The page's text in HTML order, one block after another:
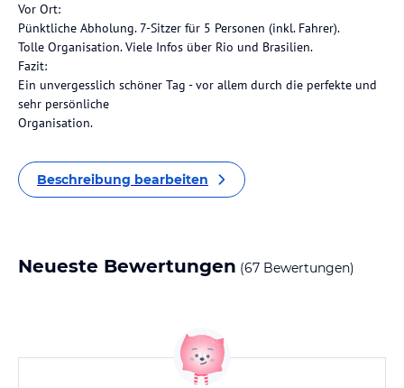
Vor Ort:
Pünktliche Abholung. 7-Sitzer für 5 Personen (inkl. Fahrer).
Tolle Organisation. Viele Infos über Rio und Brasilien.
Fazit:
Ein unvergesslich schöner Tag - vor allem durch die perfekte und
sehr persönliche
Organisation.
Beschreibung bearbeiten
Neueste Bewertungen (67 Bewertungen)